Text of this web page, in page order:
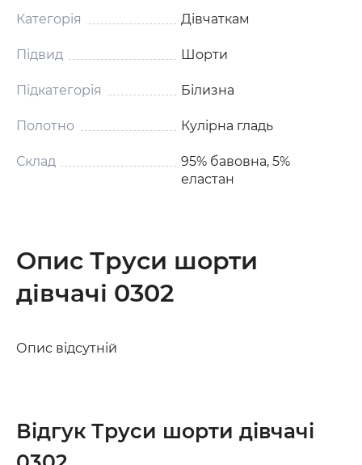
Категорія Дівчаткам
Підвид Шорти
Підкатегорія Білизна
Полотно Кулірна гладь
Склад
95% бавовна, 5%
еластан
Опис Труси шорти
дівчачі 0302
Опис відсутній
Відгук Труси шорти дівчачі